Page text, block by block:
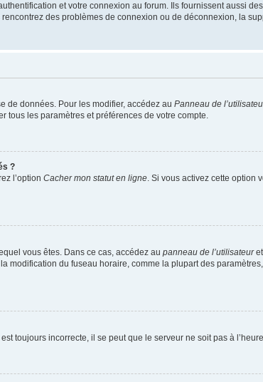
et votre connexion au forum. Ils fournissent aussi
des problèmes de connexion ou de déconnexion, la
de données. Pour les modifier, accédez au Panneau de
tous les paramètres et préférences de votre compte.
?
l’option Cacher mon statut en ligne. Si vous activez cette option
vous êtes. Dans ce cas, accédez au panneau de l’utilisateuret
modification du fuseau horaire, comme la plupart des
toujours incorrecte, il se peut que le serveur ne soit pas à